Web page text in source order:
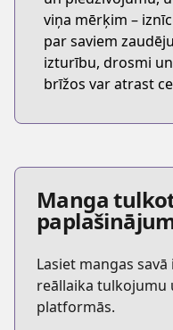
viņa mērķim –
par saviem
izturību, drosmi
brīžos var atrast
Manga
Lasiet mangas
reāllaika tulkojumu
platformās.